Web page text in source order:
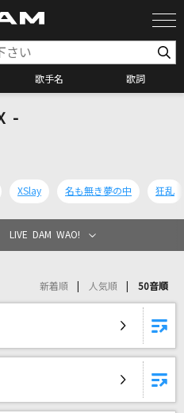
歌手名 歌詞
ケ検索
クエスト
-
XSlay 名も無き夢の中 狂乱
LIVE DAM WAO!
新着順 人気順 50音順